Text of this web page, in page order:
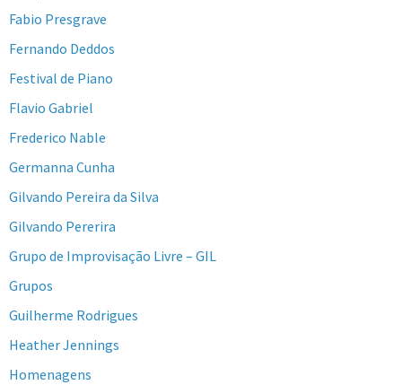
Fabio Presgrave
Fernando Deddos
Festival de Piano
Flavio Gabriel
Frederico Nable
Germanna Cunha
Gilvando Pereira da Silva
Gilvando Pererira
Grupo de Improvisação Livre – GIL
Grupos
Guilherme Rodrigues
Heather Jennings
Homenagens